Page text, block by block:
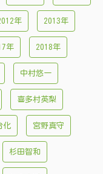
年 2013年
年 2018年
中村悠一
喜多村英梨
化 宮野真守
杉田智和